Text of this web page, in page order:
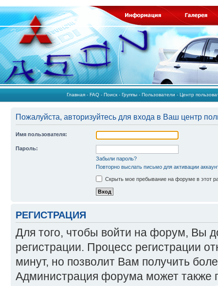
Главная - FAQ - Поиск - Группы - Пользователи - Центр
Пожалуйста, авторизуйтесь для входа в Ваш центр
Имя пользователя:
Пароль:
Забыли пароль?
Повторно выслать письмо для активации
Скрыть мое пребывание на форуме в этот
РЕГИСТРАЦИЯ
Для того, чтобы войти на форум, Вы
регистрации. Процесс регистрации
минут, но позволит Вам получить
Администрация форума может также